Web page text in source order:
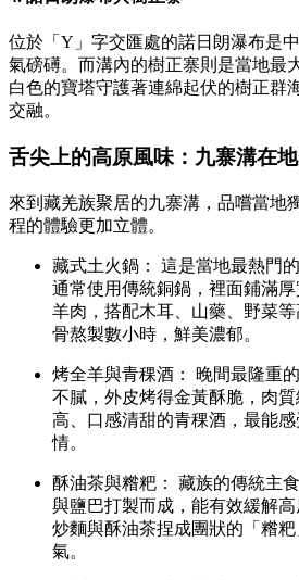
位於「Y」字交匯處的諾日朗瀑布是
氣磅礡。而溝內的樹正寨則是當地最
白色的寶塔守護著連綿起伏的樹正群
交融。
舌尖上的高原風味：九寨溝在
來到藏羌族聚居的九寨溝，品嚐當地
程的體驗更加立體。
藏式土火鍋： 這是當地最熱門
通常使用傳統銅鍋，裡面鋪滿
羊肉，搭配木耳、山藥、野菜
骨熬製數小時，鮮美濃郁。
烤全羊與青稞酒： 晚間最隆重
不膩，外皮烤得金黃酥脆，肉
高、口感清甜的青稞酒，最能
情。
酥油茶與糌粑： 藏族的傳統主
與鹽巴打製而成，能有效緩解
炒麵與酥油茶捏成團狀的「糌
氣。